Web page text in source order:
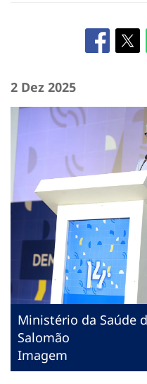
2 Dez 2025
Ministério da Saúde
Salomão
Imagem